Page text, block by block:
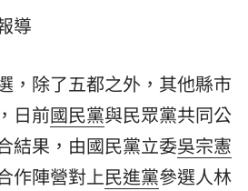
林國漳昨（20）日喊話，有信
導
，除了五都之外，其他縣市
日前國民黨與民眾黨共同公
結果，由國民黨立委吳宗憲
作陣營對上民進黨參選人林